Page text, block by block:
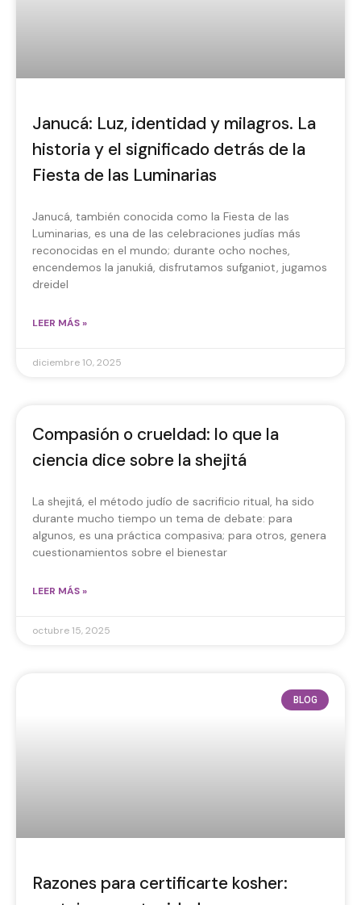
Janucá: Luz, identidad y milagros. La
historia y el significado detrás de la
Fiesta de las Luminarias
Janucá, también conocida como la Fiesta de las
Luminarias, es una de las celebraciones judías más
reconocidas en el mundo; durante ocho noches,
encendemos la janukiá, disfrutamos sufganiot, jugamos
dreidel
LEER MÁS »
diciembre 10, 2025
Compasión o crueldad: lo que la
ciencia dice sobre la shejitá
La shejitá, el método judío de sacrificio ritual, ha sido
durante mucho tiempo un tema de debate: para
algunos, es una práctica compasiva; para otros, genera
cuestionamientos sobre el bienestar
LEER MÁS »
octubre 15, 2025
BLOG
Razones para certificarte kosher: